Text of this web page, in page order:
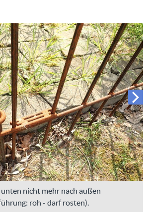
nicht mehr nach außen
roh - darf rosten).